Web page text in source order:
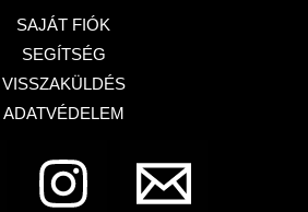
SAJÁT FIÓK
SEGÍTSÉG
VISSZAKÜLDÉS
ADATVÉDELEM